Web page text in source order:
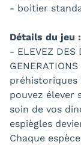
- boitier
Détails du jeu :
- ELEVEZ DES
préhistoriques
pouvez élever
soin de vos
espiègles
Chaque